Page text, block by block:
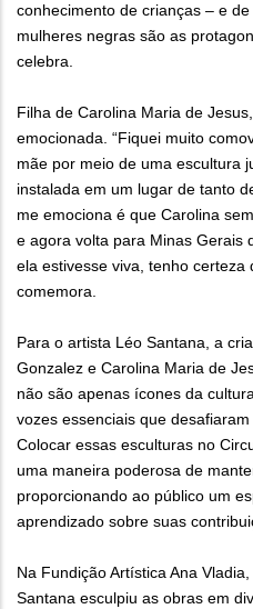
conhecimento de crianças – e
mulheres negras são as
celebra.
Filha de Carolina Maria de
emocionada. “Fiquei muito
mãe por meio de uma escultura
instalada em um lugar de tanto
me emociona é que Carolina
e agora volta para Minas Gerais
ela estivesse viva, tenho certeza
comemora.
Para o artista Léo Santana, a
Gonzalez e Carolina Maria de
não são apenas ícones da
vozes essenciais que
Colocar essas esculturas no
uma maneira poderosa de
proporcionando ao público um
aprendizado sobre suas
Na Fundição Artística Ana
Santana esculpiu as obras em